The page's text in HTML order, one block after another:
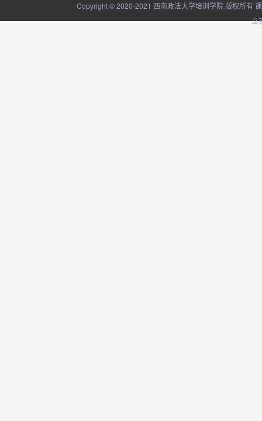
Copyright © 2020-2021 西南政法大学培训学院 版权所有
立